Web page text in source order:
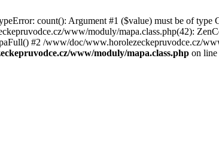
count(): Argument #1 ($value) must be of
www/moduly/mapa.class.php(42):
#2 /www/doc/www.horolezeckepruvodce.cz/
www/moduly/mapa.class.php on line